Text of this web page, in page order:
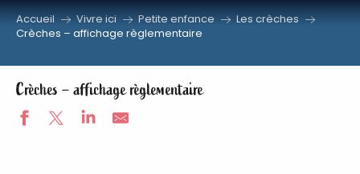
Aller
principal
Accueil Vivre ici Petite enfance
Les crèches
Crèches – affichage règlementaire
Crèches – affichage règlementaire